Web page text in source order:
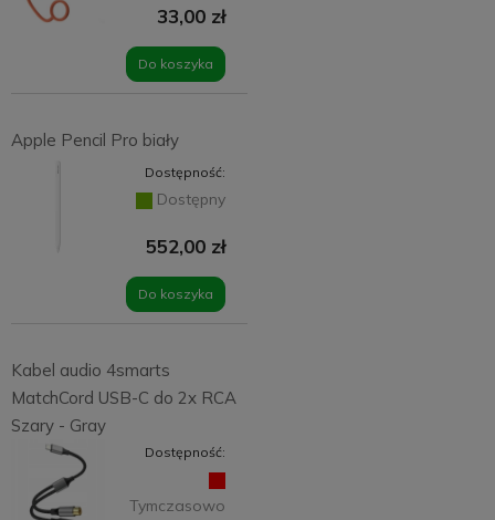
33,00 zł
Do koszyka
Apple Pencil Pro biały
Dostępność:
Dostępny
552,00 zł
Do koszyka
Kabel audio 4smarts
MatchCord USB-C do 2x RCA
Szary - Gray
Dostępność:
Tymczasowo